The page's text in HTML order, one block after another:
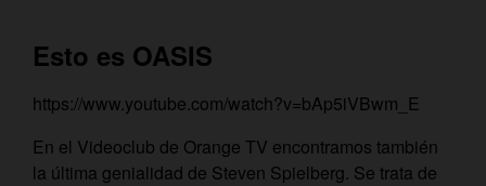
Esto es OASIS
https://www.youtube.com/watch?v=bAp5iVBwm_E
En el Videoclub de Orange TV encontramos también
la última genialidad de Steven Spielberg. Se trata de